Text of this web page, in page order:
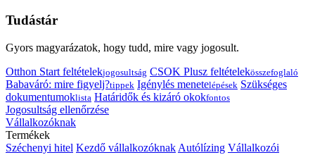
Tudástár
Gyors magyarázatok, hogy tudd, mire vagy jogosult.
Otthon Start feltételekjogosultság CSOK Plusz feltételekösszefoglaló
Babaváró: mire figyelj?tippek Igénylés menetelépések Szükséges
dokumentumoklista Határidők és kizáró okokfontos
Jogosultság ellenőrzése
Vállalkozóknak
Termékek
Széchenyi hitel Kezdő vállalkozóknak Autólízing Vállalkozói